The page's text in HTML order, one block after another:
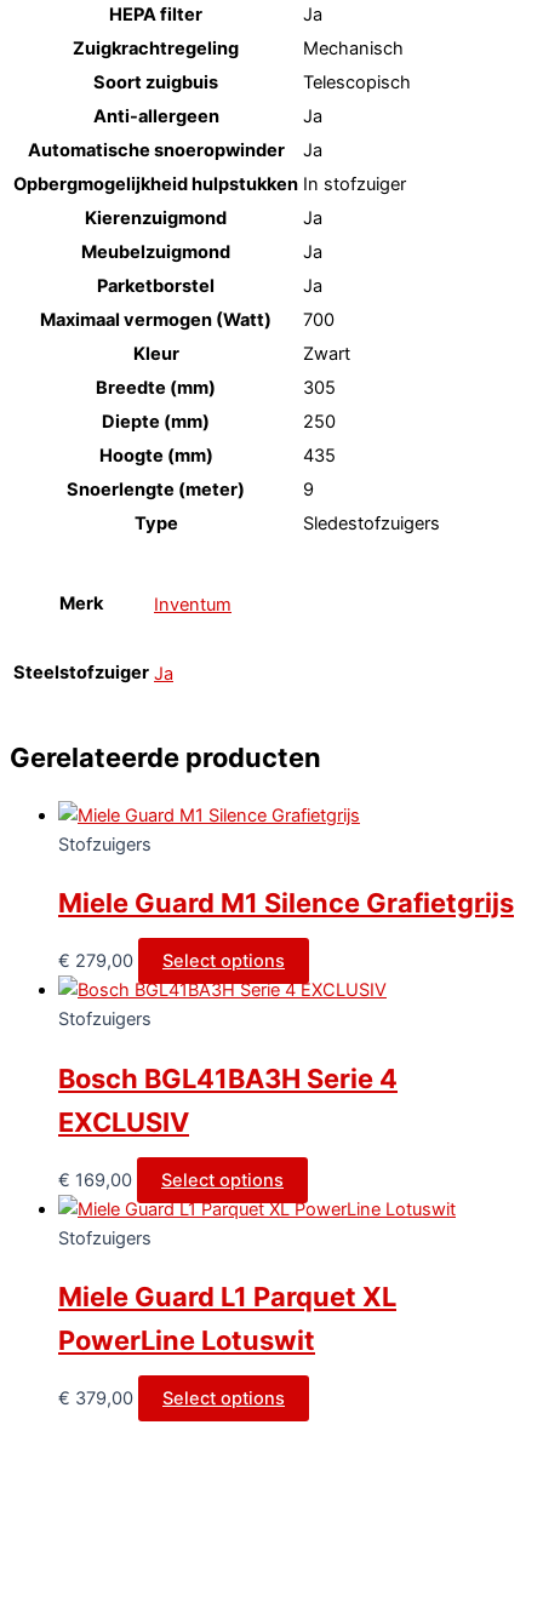
HEPA filter
Ja
Zuigkrachtregeling
Mechanisch
Soort zuigbuis
Telescopisch
Anti-allergeen
Ja
Automatische snoeropwinder
Ja
Opbergmogelijkheid hulpstukken In stofzuiger
Kierenzuigmond
Ja
Meubelzuigmond
Ja
Parketborstel
Ja
Maximaal vermogen (Watt)
700
Kleur
Zwart
Breedte (mm)
305
Diepte (mm)
250
Hoogte (mm)
435
Snoerlengte (meter)
9
Type
Sledestofzuigers
Merk Inventum
Steelstofzuiger Ja
Gerelateerde producten
Stofzuigers
Miele Guard M1 Silence Grafietgrijs
€ 279,00 Select options
Stofzuigers
Bosch BGL41BA3H Serie 4
EXCLUSIV
€ 169,00 Select options
Stofzuigers
Miele Guard L1 Parquet XL
PowerLine Lotuswit
€ 379,00 Select options